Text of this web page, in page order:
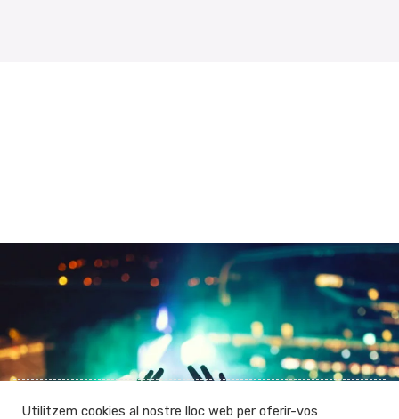
Utilitzem cookies al nostre lloc web per oferir-vos